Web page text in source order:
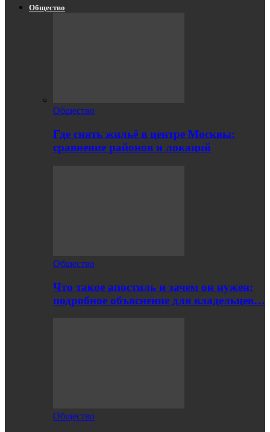
Общество
Общество
Где снять жильё в центре Москвы:
сравнение районов и локаций
Общество
Что такое апостиль и зачем он нужен:
подробное объяснение для владельцев…
Общество